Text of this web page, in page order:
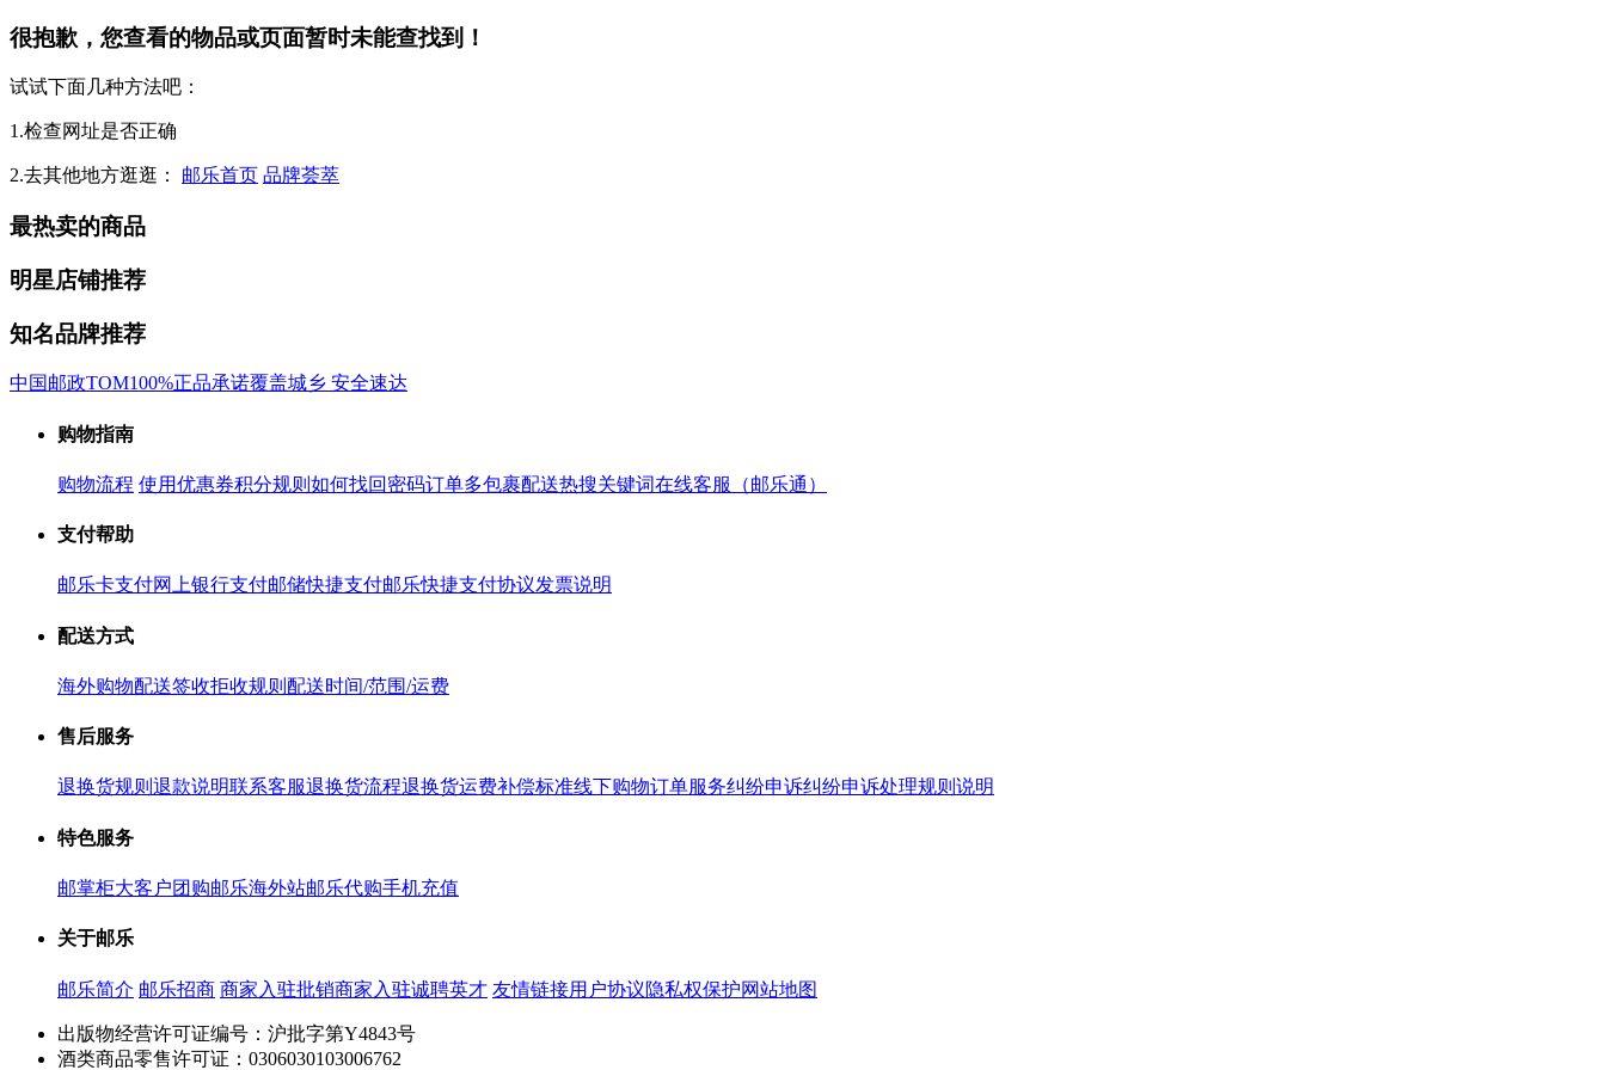
很抱歉，您查看的物品或页面暂时未能查找到！
试试下面几种方法吧：
1.检查网址是否正确
2.去其他地方逛逛： 邮乐首页 品牌荟萃
最热卖的商品
明星店铺推荐
知名品牌推荐
中国邮政TOM100%正品承诺覆盖城乡 安全速达
购物指南
购物流程 使用优惠券积分规则 如何找回密码订单多包裹配送热搜关键词在线客服（邮乐通）
支付帮助
邮乐卡支付网上银行支付邮储快捷支付邮乐快捷支付协议发票说明
配送方式
海外购物配送签收拒收规则 配送时间/范围/运费
售后服务
退换货规则 退款说明联系客服退换货流程退换货运费补偿标准线下购物订单服务纠纷申诉纠纷申诉处理规则说明
特色服务
邮掌柜大客户团购邮乐海外站邮乐代购手机充值
关于邮乐
邮乐简介 邮乐招商 商家入驻批销商家入驻诚聘英才 友情链接用户协议隐私权保护网站地图
出版物经营许可证编号：沪批字第Y4843号
酒类商品零售许可证：0306030103006762